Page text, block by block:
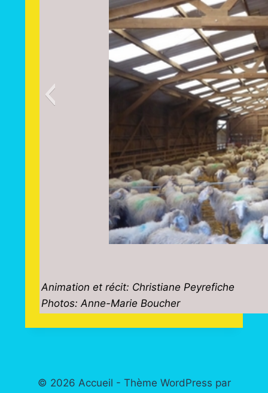
Animation et récit: Christiane Peyrefiche
Photos: Anne-Marie Boucher
© 2026 Accueil - Thème WordPress par